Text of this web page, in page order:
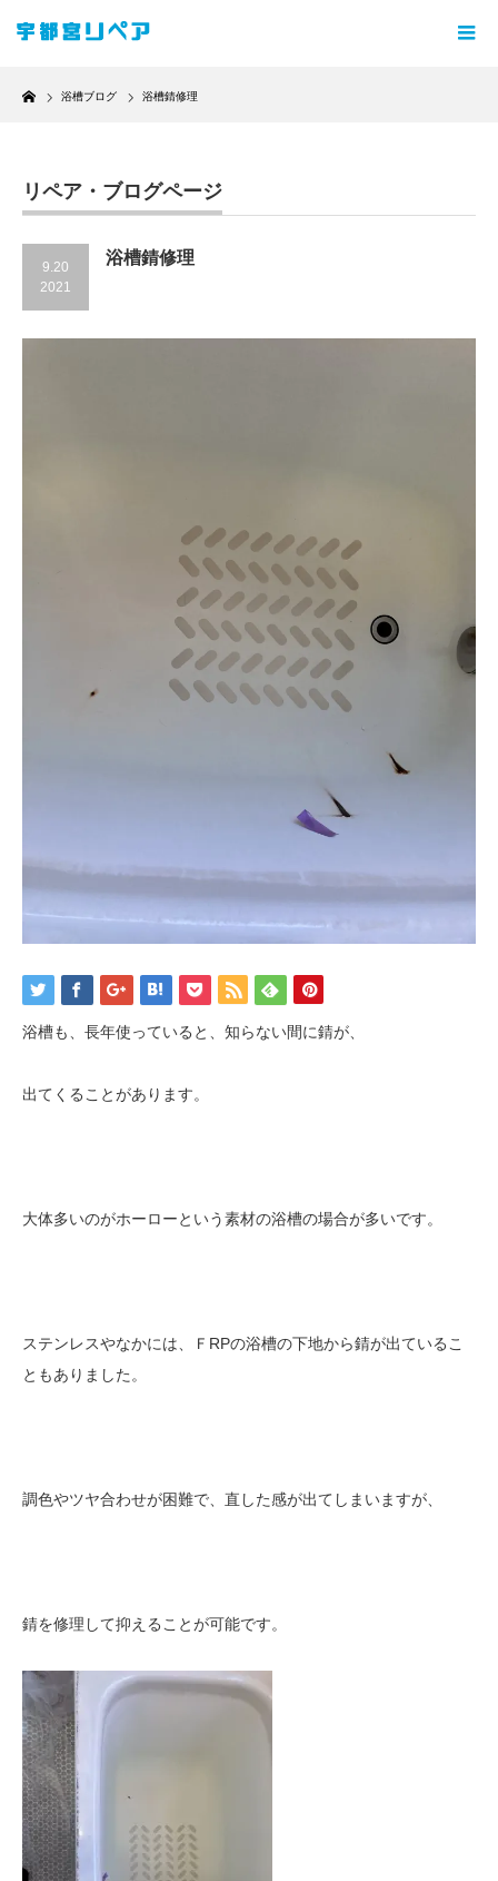
Home
浴槽ブログ 浴槽錆修理
リペア・ブログページ
9.20
2021
浴槽錆修理
浴槽も、長年使っていると、知らない間に錆が、
出てくることがあります。
大体多いのがホーローという素材の浴槽の場合が多いです。
ステンレスやなかには、ＦRPの浴槽の下地から錆が出ているこ
ともありました。
調色やツヤ合わせが困難で、直した感が出てしまいますが、
錆を修理して抑えることが可能です。